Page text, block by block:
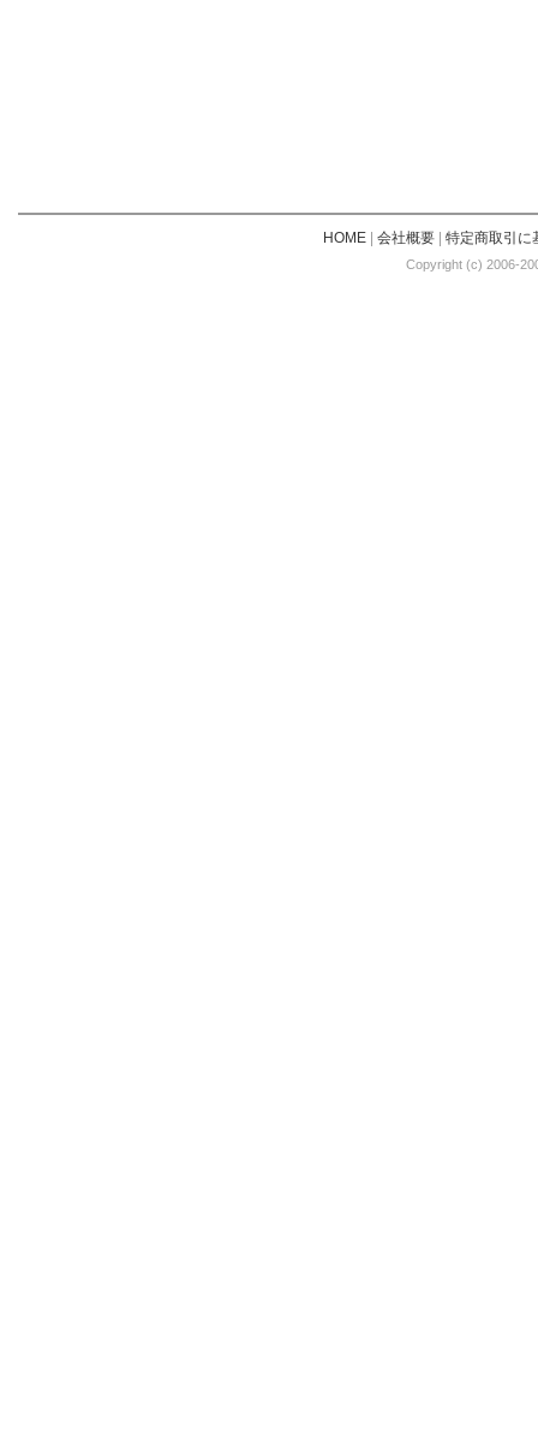
HOME| 会社概要| 特定商取引に
Copyright (c) 2006-